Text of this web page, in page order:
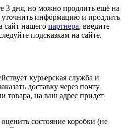
3 дня, но можно продлить ещё на
информацию и продлить
сайт нашего партнера, введите
подсказкам на сайте.
курьерская служба и
доставку через почту
товара, на ваш адрес придет
состояние коробки (не